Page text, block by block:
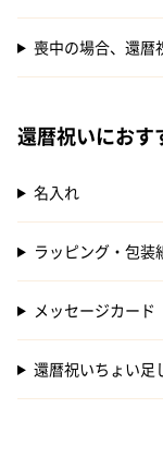
喪中の場合、還暦
還暦祝いにおす
名入れ
ラッピング・包装
メッセージカード
還暦祝いちょい足